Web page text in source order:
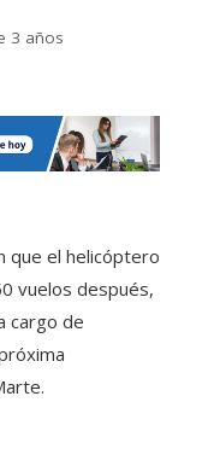
3 años
que el helicóptero
vuelos después,
cargo de